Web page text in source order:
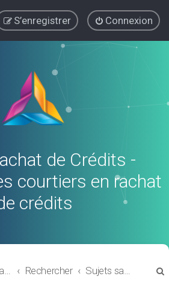
Connexion
S’enregistrer
de Crédits -
courtiers en rachat
crédits
Forum Rachat de Crédits Rechercher Sujets sans réponse